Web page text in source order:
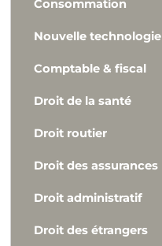
Consommation
Nouvelle technologie
Comptable & fiscal
Droit de la santé
Droit routier
Droit des assurances
Droit administratif
Droit des étrangers